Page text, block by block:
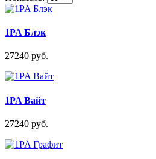
1PA Блэк
27240 руб.
1PA Вайт
27240 руб.